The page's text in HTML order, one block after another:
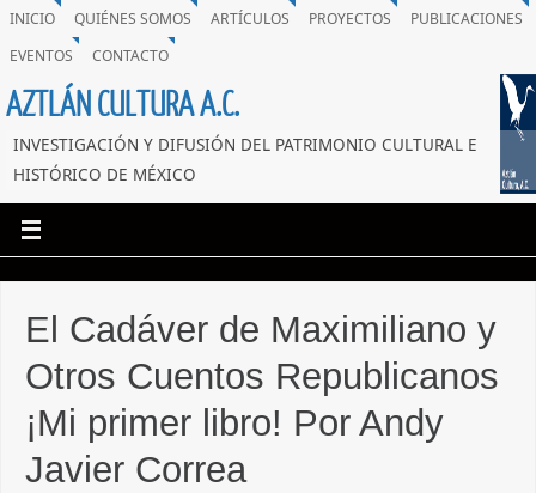
INICIO QUIÉNES SOMOS ARTÍCULOS PROYECTOS
PUBLICACIONES
EVENTOS
CONTACTO
AZTLÁN CULTURA A.C.
INVESTIGACIÓN Y DIFUSIÓN DEL PATRIMONIO CULTURAL E
HISTÓRICO DE MÉXICO
El Cadáver de Maximiliano y
Otros Cuentos Republicanos
¡Mi primer libro! Por Andy
Javier Correa